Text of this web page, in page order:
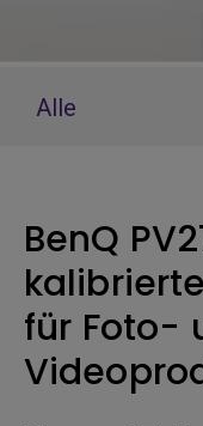
Alle
BenQ
für Foto-